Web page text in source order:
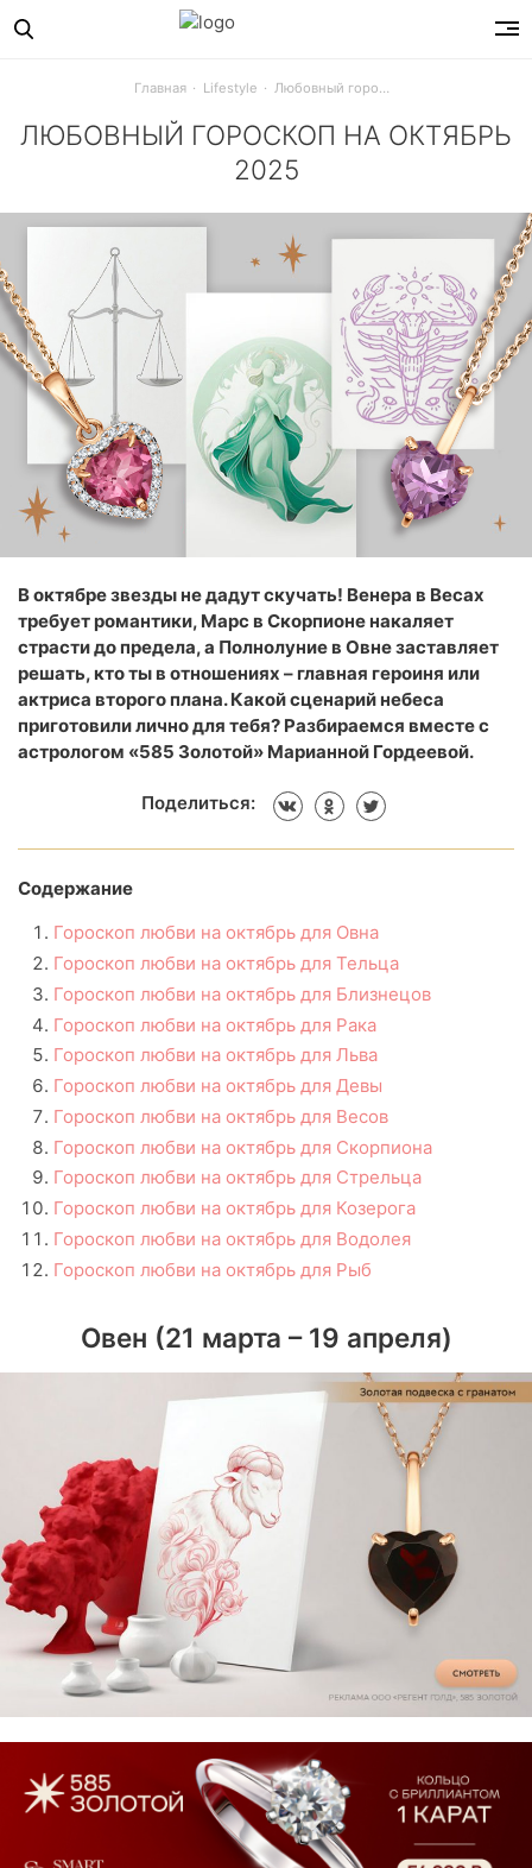
Главная Lifestyle
ЛЮБОВНЫЙ ГОРОСКОП НА ОКТЯБРЬ
2025
Что приготовили тебе звезды в октябре 2025?
В октябре звезды не дадут скучать! Венера в Весах
требует романтики, Марс в Скорпионе накаляет
страсти до предела, а Полнолуние в Овне заставляет
решать, кто ты в отношениях – главная героиня или
актриса второго плана. Какой сценарий небеса
приготовили лично для тебя? Разбираемся вместе с
астрологом «585 Золотой» Марианной Гордеевой.
Поделиться:
Содержание
Гороскоп любви на октябрь для Овна
Гороскоп любви на октябрь для Тельца
Гороскоп любви на октябрь для Близнецов
Гороскоп любви на октябрь для Рака
Гороскоп любви на октябрь для Льва
Гороскоп любви на октябрь для Девы
Гороскоп любви на октябрь для Весов
Гороскоп любви на октябрь для Скорпиона
Гороскоп любви на октябрь для Стрельца
Гороскоп любви на октябрь для Козерога
Гороскоп любви на октябрь для Водолея
Гороскоп любви на октябрь для Рыб
Овен (21 марта – 19 апреля)